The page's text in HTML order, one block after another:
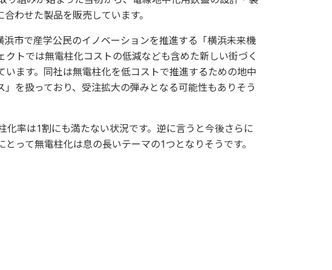
合わせた製品を販売しています。
浜市で産学公民のイノベーションを推進する「横浜未来機
トでは無電柱化コストの低減なども含めた新しい街づく
ます。同社は無電柱化を低コストで推進するための地中
を扱っており、受注拡大の弾みとなる可能性もありそう
率は1割にも満たない状況です。逆に言うと今後さらに
って無電柱化は息の長いテーマの1つとなりそうです。